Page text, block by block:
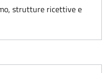
strutture ricettive e